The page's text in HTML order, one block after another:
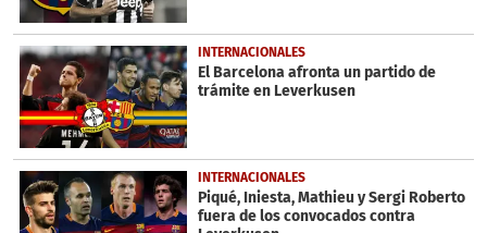
INTERNACIONALES
El Barcelona afronta un partido de
trámite en Leverkusen
INTERNACIONALES
Piqué, Iniesta, Mathieu y Sergi Roberto
fuera de los convocados contra